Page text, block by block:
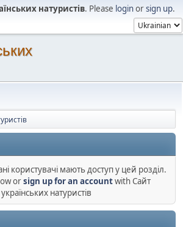
натуристів. Please loginorsign up.
користувачі мають доступ у цей розділ.
orsign up for an accountwith Сайт
українських натуристів